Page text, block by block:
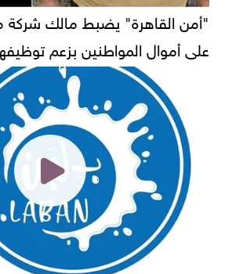
"أمن القاهرة" يضبط مالك
على أموال المواطنين بزعم